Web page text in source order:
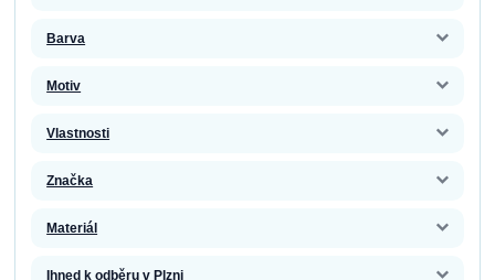
Barva
Motiv
Vlastnosti
Značka
Materiál
Ihned k odběru v Plzni